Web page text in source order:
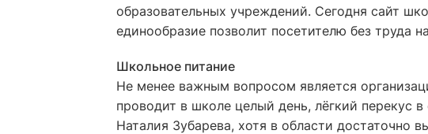
образовательных учреждений. Сегодня сайт
единообразие позволит посетителю без труда
Школьное питание
Не менее важным вопросом является
проводит в школе целый день, лёгкий перекус
Наталия Зубарева, хотя в области достаточно